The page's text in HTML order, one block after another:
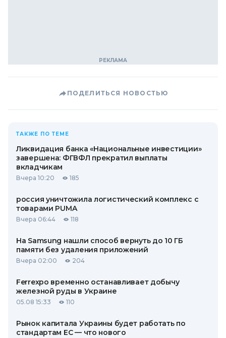
ПОДЕЛИТЬСЯ НОВОСТЬЮ
ТАКЖЕ ПО ТЕМЕ
Ликвидация банка «Национальные инвестиции»
завершена: ФГВФЛ прекратил выплаты
вкладчикам
Вчера 10:20 185
россия уничтожила логистический комплекс с
товарами PUMA
Вчера 06:44 118
На Samsung нашли способ вернуть до 10 ГБ
памяти без удаления приложений
Вчера 02:00 204
Ferrexpo временно останавливает добычу
железной руды в Украине
05.08 15:33 110
Рынок капитала Украины будет работать по
стандартам ЕС — что нового